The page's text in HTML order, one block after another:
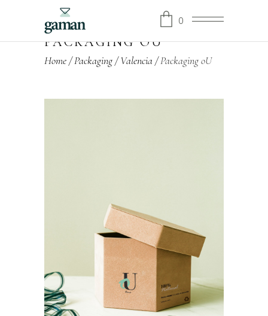
0
PACKAGING OU
Home/Packaging/Valencia/Packaging oU